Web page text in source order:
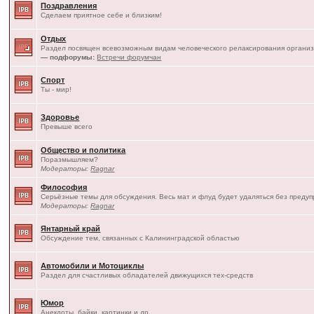
Поздравления
Сделаем приятное себе и близким!
Отдых
Раздел посвящен всевозможным видам человеческого релаксирования
— подфорумы: Встречи форумчан
Спорт
Ты - мир!
Здоровье
Превыше всего
Общество и политика
Поразмышляем?
Модераторы:Ragnar
Философия
Серьёзные темы для обсуждения. Весь мат и флуд будет удаляться без
Модераторы:Ragnar
Янтарный край
Обсуждение тем, связанных с Калининградской областью
Автомобили и Мотоциклы
Раздел для счастливых обладателей движущихся тех-средств
Юмор
Анекдоты, байки, картинки и др.